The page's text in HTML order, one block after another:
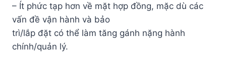
– Ít phức tạp hơn về mặt hợp đồng, mặc dù các
vấn đề vận hành và bảo
trì/lắp đặt có thể làm tăng gánh nặng hành
chính/quản lý.